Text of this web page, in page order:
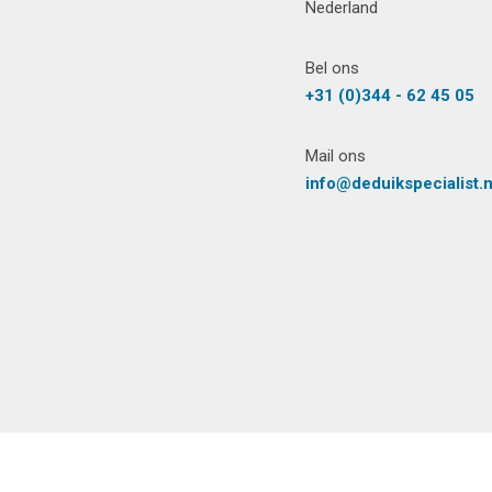
Nederland
Bel ons
+31 (0)344 - 62 45 05
Mail ons